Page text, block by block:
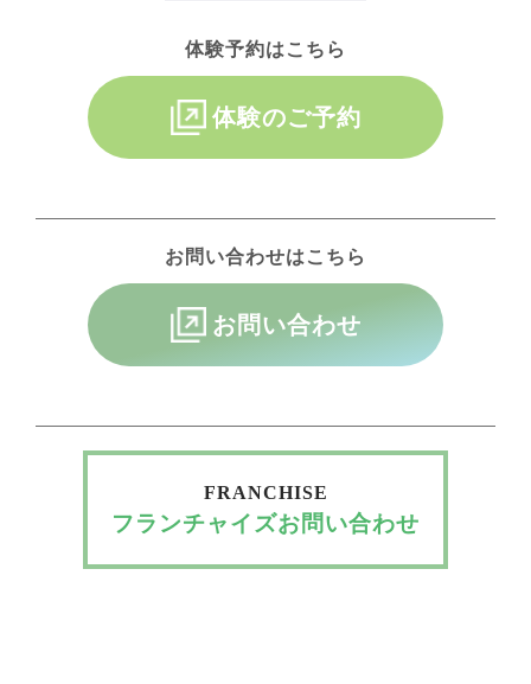
体験予約はこちら
体験のご予約
お問い合わせはこちら
お問い合わせ
FRANCHISE
フランチャイズお問い合わせ